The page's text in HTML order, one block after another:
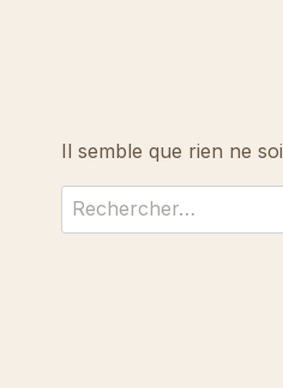
Il semble que rien ne
Rechercher :